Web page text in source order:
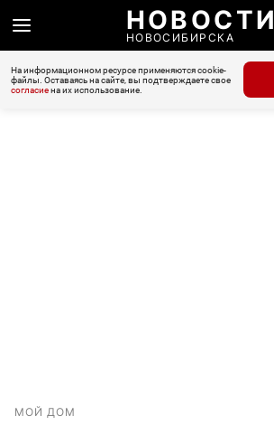
НОВОСТИ
НОВОСИБИРСКА
На информационном ресурсе применяются cookie-
файлы. Оставаясь на сайте, вы подтверждаете свое
согласиена их использование.
МОЙ ДОМ